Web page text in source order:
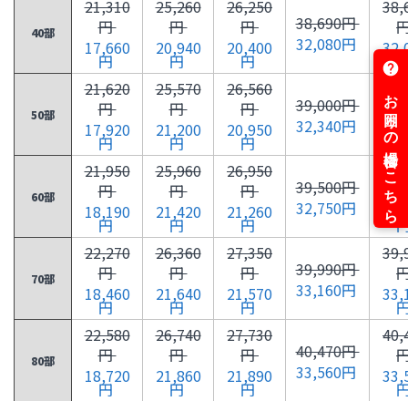
40部
21,310
円
17,660
円
25,260
円
20,940
円
26,250
円
20,400
円
38,690円
32,080円
50部
21,620
円
17,920
円
25,570
円
21,200
円
26,560
円
20,950
円
39,000円
32,340円
60部
21,950
円
18,190
円
25,960
円
21,420
円
26,950
円
21,260
円
39,500円
32,750円
70部
22,270
円
18,460
円
26,360
円
21,640
円
27,350
円
21,570
円
39,990円
33,160円
80部
22,580
円
18,720
円
26,740
円
21,860
円
27,730
円
21,890
円
40,470円
33,560円